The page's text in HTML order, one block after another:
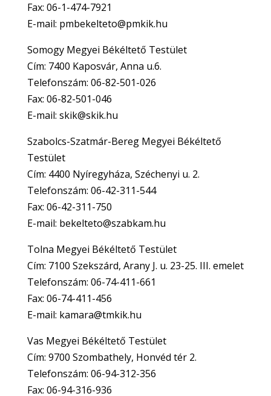
Fax: 06-1-474-7921
E-mail: pmbekelteto@pmkik.hu
Somogy Megyei Békéltető Testület
Cím: 7400 Kaposvár, Anna u.6.
Telefonszám: 06-82-501-026
Fax: 06-82-501-046
E-mail: skik@skik.hu
Szabolcs-Szatmár-Bereg Megyei Békéltető
Testület
Cím: 4400 Nyíregyháza, Széchenyi u. 2.
Telefonszám: 06-42-311-544
Fax: 06-42-311-750
E-mail: bekelteto@szabkam.hu
Tolna Megyei Békéltető Testület
Cím: 7100 Szekszárd, Arany J. u. 23-25. III. emelet
Telefonszám: 06-74-411-661
Fax: 06-74-411-456
E-mail: kamara@tmkik.hu
Vas Megyei Békéltető Testület
Cím: 9700 Szombathely, Honvéd tér 2.
Telefonszám: 06-94-312-356
Fax: 06-94-316-936